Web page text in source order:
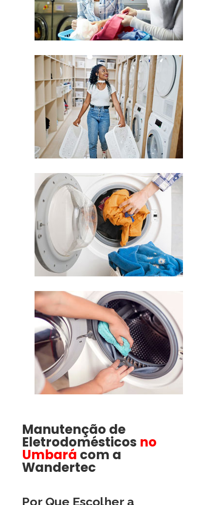
Manutenção de
Eletrodomésticos no
Umbará com a
Wandertec
Por Que Escolher a